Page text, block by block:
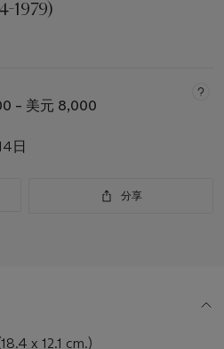
1979)
– 美元 8,000
日
分享
x 12.1 cm.)